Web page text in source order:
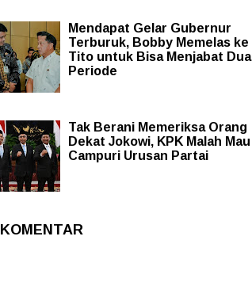
Mendapat Gelar Gubernur
Terburuk, Bobby Memelas ke
Tito untuk Bisa Menjabat Dua
Periode
Tak Berani Memeriksa Orang
Dekat Jokowi, KPK Malah Mau
Campuri Urusan Partai
KOMENTAR